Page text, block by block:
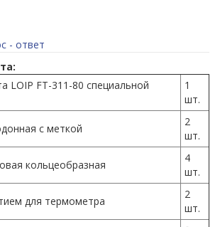
- ответ
LOIP FT-311-80 специальной
1
шт.
с меткой
2
шт.
кольцеобразная
4
шт.
для термометра
2
шт.